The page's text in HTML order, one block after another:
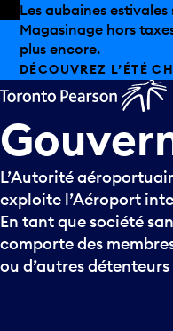
Skip to offers
Passer au contenu
Les aubaines
Magasinage hors
plus encore.
DÉCOUVREZ L’ÉTÉ
L’Autorité
exploite l’Aéroport
En tant que société
comporte des
ou d’autres détenteurs